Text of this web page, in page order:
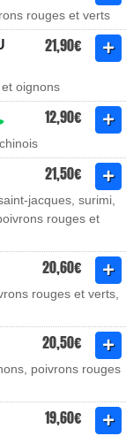
rouges et verts
21,90€
oignons
12,90€
21,50€
jacques, surimi,
rouges et
20,60€
rouges et verts,
20,50€
poivrons rouges
19,60€